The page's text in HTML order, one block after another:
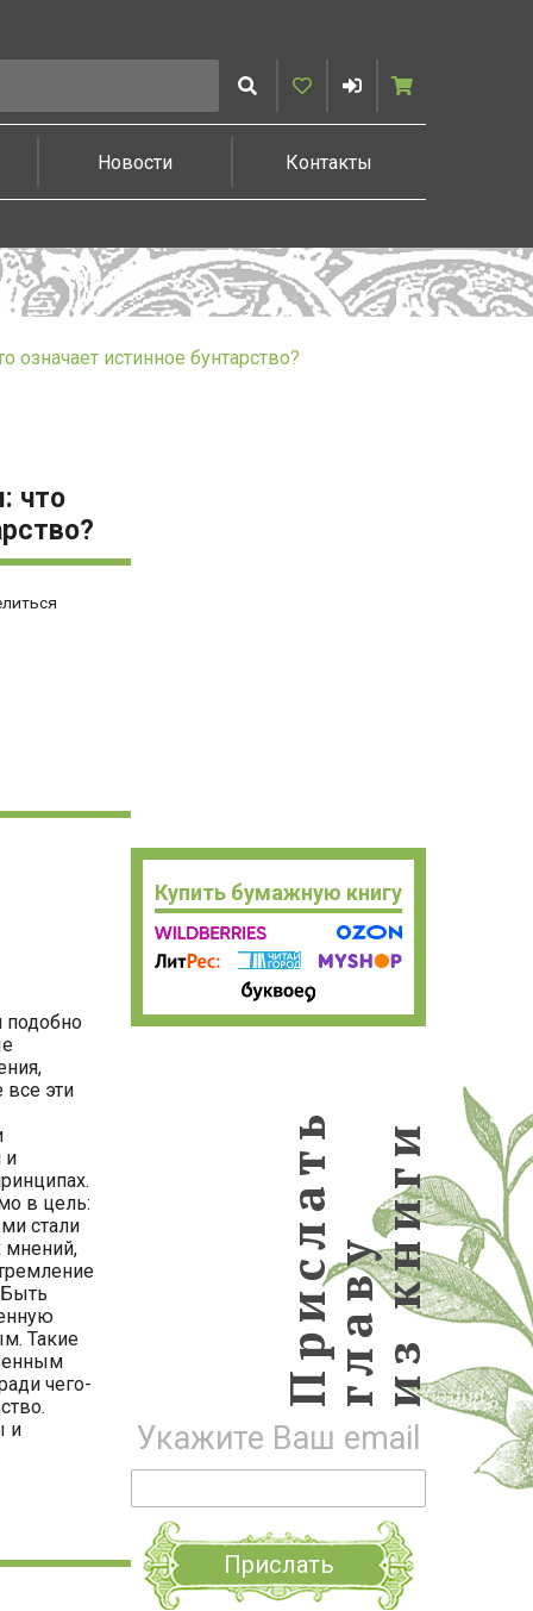
ИскатьИзбранное
ВойтиКорзина
Новости Контакты
истинное бунтарство?
что
Купить бумажную книгу
подобно
эти
и
в цель:
стали
мнений,
Такие
чего-
и
Прислатьглавуиз книги
Укажите Ваш email
Прислать